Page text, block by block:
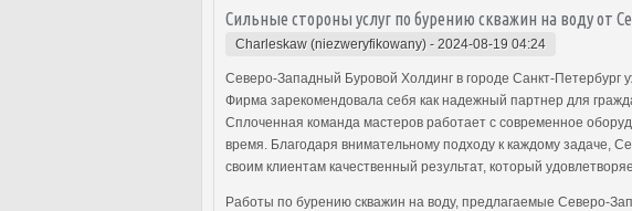
Сильные стороны услуг по бурению скважин на воду от
Charleskaw (niezweryfikowany) - 2024-08-19 04:24
Северо-Западный Буровой Холдинг в городе Санкт-Петербург
Фирма зарекомендовала себя как надежный партнер для
Сплоченная команда мастеров работает с современное
время. Благодаря внимательному подходу к каждому задаче,
своим клиентам качественный результат, который
Работы по бурению скважин на воду, предлагаемые Северо-